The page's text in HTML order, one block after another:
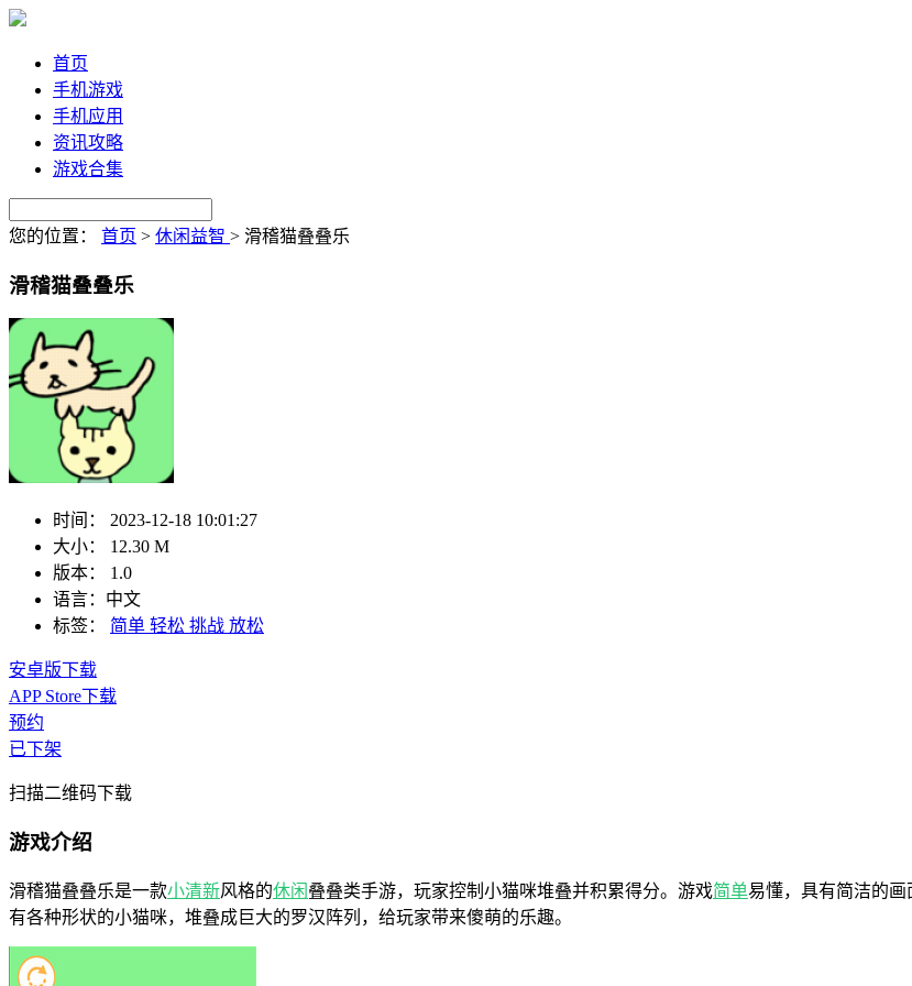
首页
手机游戏
手机应用
资讯攻略
游戏合集
您的位置： 首页 > 休闲益智 > 滑稽猫叠叠乐
滑稽猫叠叠乐
时间：
2023-12-18 10:01:27
大小：
12.30 M
版本：
1.0
语言： 中文
标签：
简单 轻松 挑战 放松
安卓版下载
APP Store下载
预约
已下架
扫描二维码下载
游戏介绍
滑稽猫叠叠乐是一款小清新风格的休闲 叠叠类手游，玩家控制小猫咪堆叠并积累得分。游戏简单易懂，具有简洁的
有各种形状的小猫咪，堆叠成巨大的罗汉阵列，给玩家带来傻萌的乐趣。